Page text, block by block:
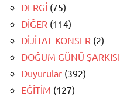
DERGİ (75)
DİĞER (114)
DİJİTAL KONSER (2)
DOĞUM GÜNÜ ŞARKISI
Duyurular (392)
EĞİTİM (127)